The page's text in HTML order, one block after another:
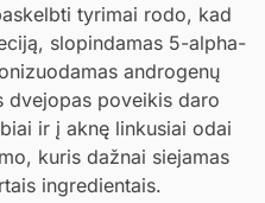
tyrimai rodo, kad
slopindamas 5-alpha-
androgenų
dvejopas poveikis daro
ir į aknę linkusiai odai
kuris dažnai siejamas
ingredientais.